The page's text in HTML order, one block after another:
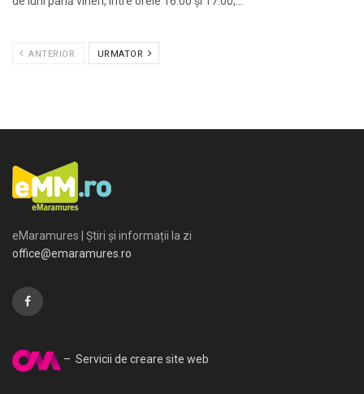
ANTERIOR URMATOR
eMaramures | Știri și informații la zi
office@emaramures.ro
– Servicii de creare site web